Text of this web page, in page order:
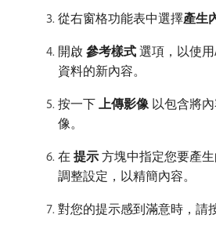
從右窗格功能表中選擇​產生
開啟​ 參考樣式 選項，以使
資料的新內容。
按一下​ 上傳影像以包含將
像。
在​ 提示 方塊中指定您要產
調整設定，以精簡內容。
對您的提示感到滿意時，請